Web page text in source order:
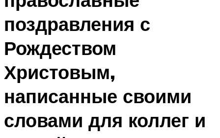
поздравления с
Рождеством
Христовым,
написанные своими
словами для коллег и